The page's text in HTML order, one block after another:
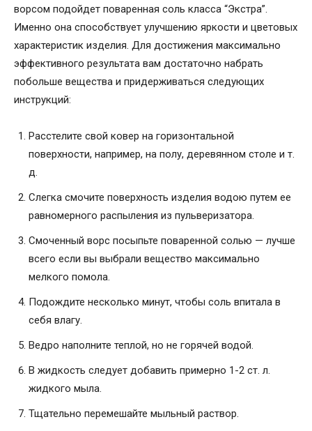
ворсом подойдет поваренная соль класса “Экстра”.
Именно она способствует улучшению яркости и цветовых
характеристик изделия. Для достижения максимально
эффективного результата вам достаточно набрать
побольше вещества и придерживаться следующих
инструкций:
Расстелите свой ковер на горизонтальной
поверхности, например, на полу, деревянном столе и т.
д.
Слегка смочите поверхность изделия водою путем ее
равномерного распыления из пульверизатора.
Смоченный ворс посыпьте поваренной солью — лучше
всего если вы выбрали вещество максимально
мелкого помола.
Подождите несколько минут, чтобы соль впитала в
себя влагу.
Ведро наполните теплой, но не горячей водой.
В жидкость следует добавить примерно 1-2 ст. л.
жидкого мыла.
Тщательно перемешайте мыльный раствор.